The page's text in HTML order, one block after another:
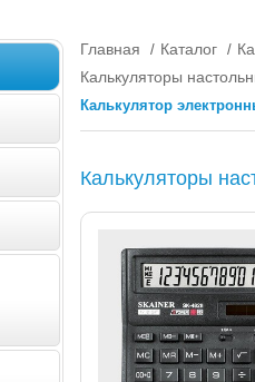
Главная / Каталог /
Калькуляторы
Калькулятор
Калькуляторы